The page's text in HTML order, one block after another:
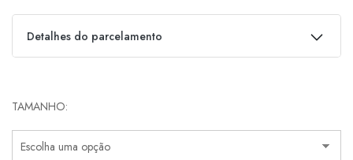
Detalhes do parcelamento
TAMANHO